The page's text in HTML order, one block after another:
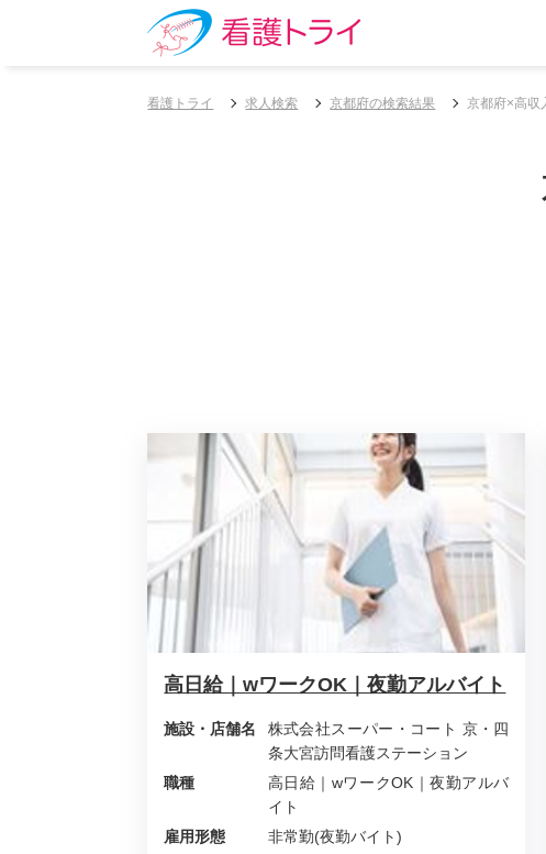
看護トライ 求人検索 京都府の検索結果 京都府×高収
高日給｜wワークOK｜夜勤アルバイト
施設・店舗名
株式会社スーパー・コート 京・四
条大宮訪問看護ステーション
職種
高日給｜wワークOK｜夜勤アルバ
イト
雇用形態
非常勤(夜勤バイト)